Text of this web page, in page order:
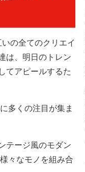
の全てのクリエイ
は、明日のトレン
てアピールするた
多くの注目が集ま
テージ風のモダン
々なモノを組み合